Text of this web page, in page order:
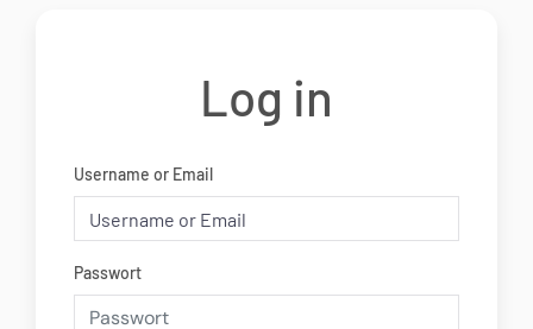
Log in
Username or Email
Passwort